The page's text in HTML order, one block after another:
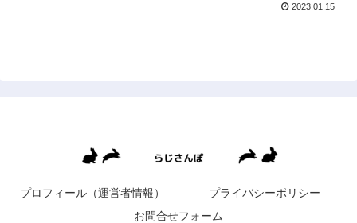
2023.01.15
プロフィール（運営者情報）
プライバシーポリシー
お問合せフォーム